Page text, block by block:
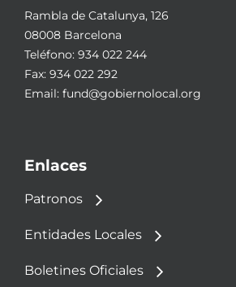
Rambla de Catalunya, 126
08008 Barcelona
Teléfono: 934 022 244
Fax: 934 022 292
Email: fund@gobiernolocal.org
Enlaces
Patronos
Entidades Locales
Boletines Oficiales